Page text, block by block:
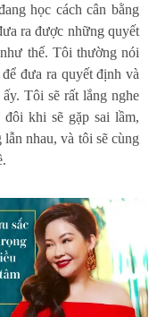
học cách cân bằng
ra được những quyết
thế. Tôi thường nói
đưa ra quyết định và
Tôi sẽ rất lắng nghe
khi sẽ gặp sai lầm,
nhau, và tôi sẽ cùng